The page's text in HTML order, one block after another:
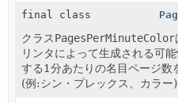
final class
クラスPagesPerMinuteColor
リンタによって生成される可
する1分あたりの名目ページ数
(例:シン・プレックス、カラー)